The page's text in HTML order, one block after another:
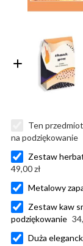
Ten
na podziękowanie
Zestaw
49,00 zł
Metalowy
Zestaw kaw
podziękowanie
Duża